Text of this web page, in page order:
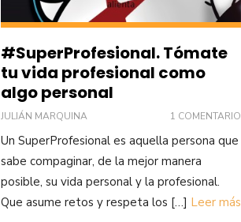
#SuperProfesional. Tómate
tu vida profesional como
algo personal
JULIÁN MARQUINA 1 COMENTARIO
Un SuperProfesional es aquella persona que
sabe compaginar, de la mejor manera
posible, su vida personal y la profesional.
Que asume retos y respeta los […] Leer más